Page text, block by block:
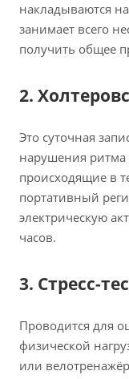
накладываются
занимает всего
получить общее
2.
Это суточная
нарушения
происходящие в
портативный
электрическую
часов.
3. Стресс-
Проводится для
физической
или